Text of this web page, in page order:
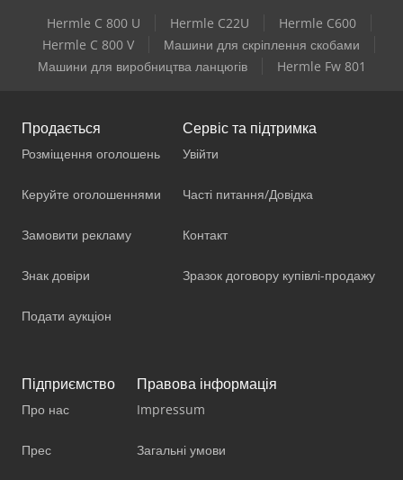
Hermle C 800 U Hermle C22U
Hermle C600
Hermle C 800 V
Машини для скріплення скобами
Машини для виробництва ланцюгів
Hermle Fw 801
Продається
Розміщення оголошень
Керуйте оголошеннями
Замовити рекламу
Знак довіри
Подати аукціон
Сервіс та підтримка
Увійти
Часті питання/Довідка
Контакт
Зразок договору купівлі-продажу
Підприємство
Про нас
Прес
Правова інформація
Impressum
Загальні умови